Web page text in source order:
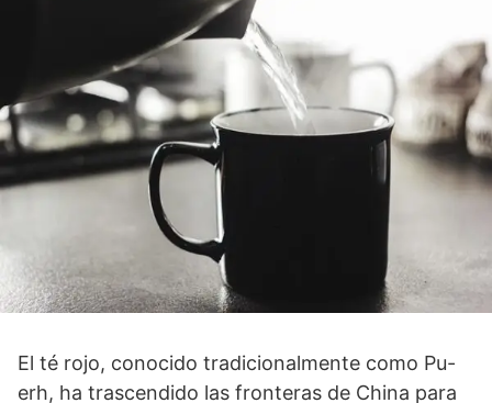
El té rojo, conocido tradicionalmente como Pu-
erh, ha trascendido las fronteras de China para